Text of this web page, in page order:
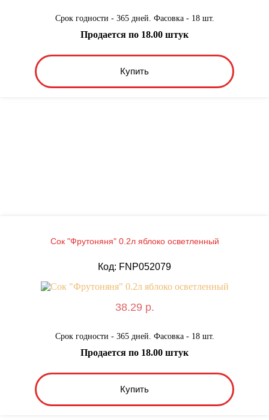
Срок годности - 365 дней. Фасовка - 18 шт.
Купить
Продается по 18.00 штук
Сок "Фрутоняня" 0.2л яблоко осветленный
Код: FNP052079
38.29 р.
Срок годности - 365 дней. Фасовка - 18 шт.
Купить
Продается по 18.00 штук